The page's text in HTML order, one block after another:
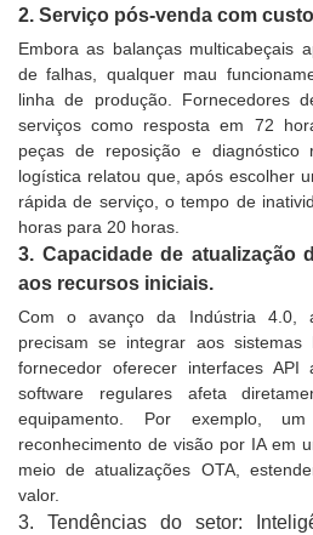
2. Serviço pós-venda com
Embora as balanças multicabeçais
de falhas, qualquer mau
linha de produção. Fornecedores
serviços como resposta em 72
peças de reposição e diagnóstico
logística relatou que, após escolher
rápida de serviço, o tempo de
horas para 20 horas.
3. Capacidade de atualização
aos recursos iniciais.
Com o avanço da Indústria 4.0,
precisam se integrar aos
fornecedor oferecer interfaces
software regulares afeta
equipamento. Por exemplo,
reconhecimento de visão por IA em
meio de atualizações OTA,
valor.
3. Tendências do setor: